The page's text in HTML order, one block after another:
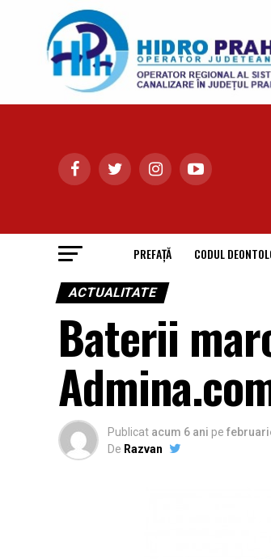
PREFAȚĂ CODUL
ACTUALITATE
Baterii
Publicat acum 6 ani pe
De Razvan